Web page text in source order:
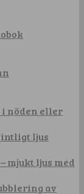
nöden eller
ljus
mjukt ljus med
av